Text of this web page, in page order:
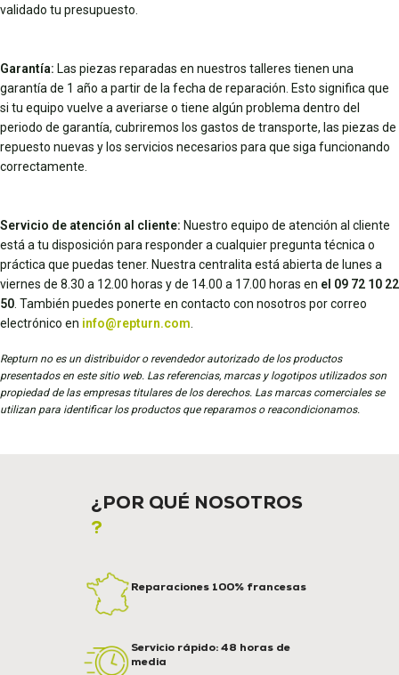
validado tu presupuesto.
Garantía: Las piezas reparadas en nuestros talleres tienen una
garantía de 1 año a partir de la fecha de reparación. Esto significa que
si tu equipo vuelve a averiarse o tiene algún problema dentro del
periodo de garantía, cubriremos los gastos de transporte, las piezas de
repuesto nuevas y los servicios necesarios para que siga funcionando
correctamente.
Servicio de atención al cliente: Nuestro equipo de atención al cliente
está a tu disposición para responder a cualquier pregunta técnica o
práctica que puedas tener. Nuestra centralita está abierta de lunes a
viernes de 8.30 a 12.00 horas y de 14.00 a 17.00 horas en el 09 72 10 22
50 . También puedes ponerte en contacto con nosotros por correo
electrónico en info@repturn.com
Repturn no es un distribuidor o revendedor autorizado de los productos
presentados en este sitio web. Las referencias, marcas y logotipos utilizados son
propiedad de las empresas titulares de los derechos. Las marcas comerciales se
utilizan para identificar los productos que reparamos o reacondicionamos.
¿POR QUÉ NOSOTROS
?
Reparaciones 100% francesas
Servicio rápido: 48 horas de
media